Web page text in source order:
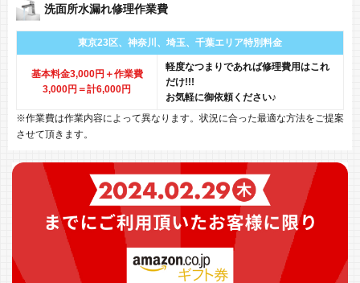
洗面所水漏れ修理作業費
東京23区、神奈川、 埼玉、千葉エリア特別料金
基本料金3,000円＋作業費
3,000円 ＝計6,000円
軽度なつまりであれば修理費用はこれ
だけ!!!
お気軽に御依頼ください♪
※作業費は作業内容によって異なります。状況に合った最適な方法をご提案
させて頂きます。